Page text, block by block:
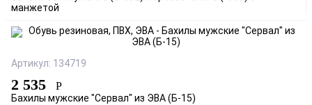
манжетой
Артикул: 134719
2 535 Р
Бахилы мужские "Сервал" из ЭВА (Б-15)